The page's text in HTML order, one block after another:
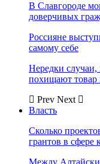
В Славгороде
доверчивых
Россияне
самому себе
Нередки случаи,
похищают
Prev Next
Власть
Сколько
грантов в сфере
Между